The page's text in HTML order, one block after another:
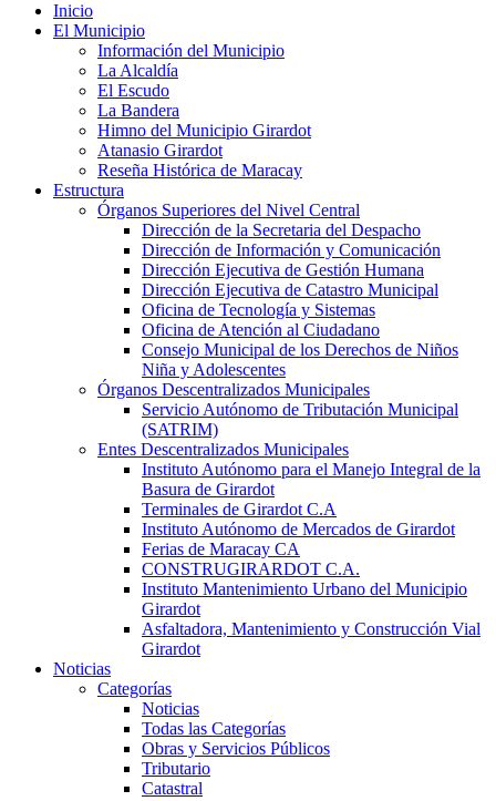
Inicio
El Municipio
Información del Municipio
La Alcaldía
El Escudo
La Bandera
Himno del Municipio Girardot
Atanasio Girardot
Reseña Histórica de Maracay
Estructura
Órganos Superiores del Nivel Central
Dirección de la Secretaria del Despacho
Dirección de Información y Comunicación
Dirección Ejecutiva de Gestión Humana
Dirección Ejecutiva de Catastro Municipal
Oficina de Tecnología y Sistemas
Oficina de Atención al Ciudadano
Consejo Municipal de los Derechos de Niños
Niña y Adolescentes
Órganos Descentralizados Municipales
Servicio Autónomo de Tributación Municipal
(SATRIM)
Entes Descentralizados Municipales
Instituto Autónomo para el Manejo Integral de la
Basura de Girardot
Terminales de Girardot C.A
Instituto Autónomo de Mercados de Girardot
Ferias de Maracay CA
CONSTRUGIRARDOT C.A.
Instituto Mantenimiento Urbano del Municipio
Girardot
Asfaltadora, Mantenimiento y Construcción Vial
Girardot
Noticias
Categorías
Noticias
Todas las Categorías
Obras y Servicios Públicos
Tributario
Catastral